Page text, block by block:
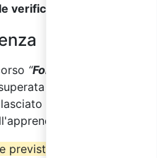
verifiche finali
“Formazione sulla
la verifica finale
un attestato di
dall’